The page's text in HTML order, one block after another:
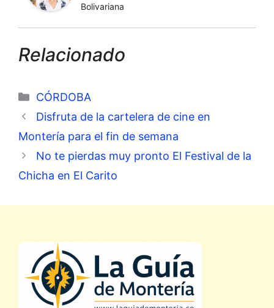
Bolivariana
Relacionado
Categorías
CÓRDOBA
Disfruta de la cartelera de cine en
Montería para el fin de semana
No te pierdas muy pronto El Festival de la
Chicha en El Carito